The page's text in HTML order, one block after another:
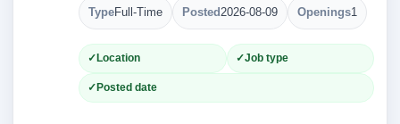
TypeFull-Time Posted2026-08-09 Openings1
Location Job type
Posted date